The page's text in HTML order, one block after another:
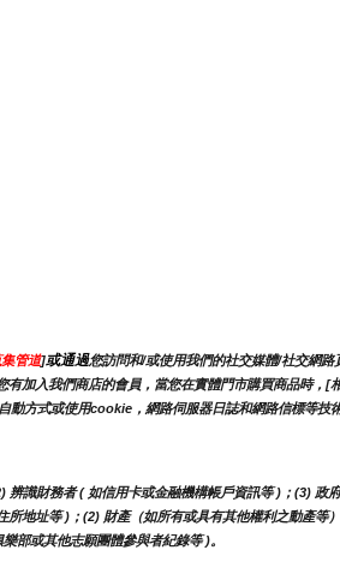
管道]或通過您訪問和/或使用我們的社交媒體/社交網
加入我們商店的會員，當您在實體門市購買商品時，[
方式或使用cookie，網路伺服器日誌和網路信標等技
識財務者 ( 如信用卡或金融機構帳戶資訊等 )；(3) 政
地址等 )；(2) 財產（如所有或具有其他權利之動產等
部或其他志願團體參與者紀錄等 )。